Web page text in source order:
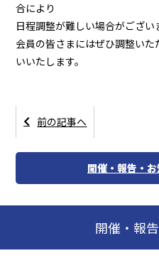
合により
日程調整が難しい場合がござい
会員の皆さまにはぜひ調整い
いいたします。
前の記事へ
開催・報告・
開催・報